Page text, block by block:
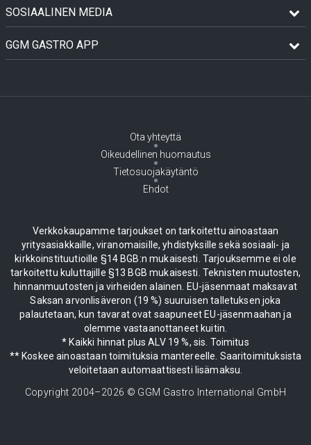
SOSIAALINEN MEDIA
GGM GASTRO APP
Ota yhteyttä
Oikeudellinen huomautus
Tietosuojakäytäntö
Ehdot
Verkkokaupamme tarjoukset on tarkoitettu ainoastaan
yritysasiakkaille, viranomaisille, yhdistyksille sekä sosiaali- ja
kirkkoinstituutioille §14 BGB:n mukaisesti. Tarjouksemme ei ole
tarkoitettu kuluttajille §13 BGB mukaisesti. Teknisten muutosten,
hinnanmuutosten ja virheiden alainen. EU-jäsenmaat maksavat
Saksan arvonlisäveron (19 %) suuruisen talletuksen joka
palautetaan, kun tavarat ovat saapuneet EU-jäsenmaahan ja
olemme vastaanottaneet kuitin.
* Kaikki hinnat plus ALV 19 %, sis. Toimitus
** Koskee ainoastaan toimituksia mantereelle. Saaritoimituksista
veloitetaan automaattisesti lisämaksu.
Copyright 2004–2026 © GGM Gastro International GmbH